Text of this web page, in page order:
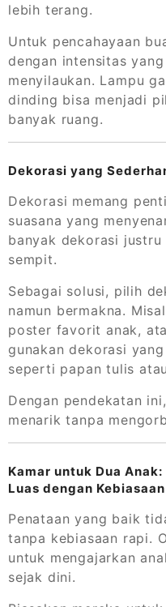
lebih terang.
Untuk pencahayaan
dengan intensitas
menyilaukan. Lampu
dinding bisa menjadi
banyak ruang.
Dekorasi yang
Dekorasi memang
suasana yang
banyak dekorasi
sempit.
Sebagai solusi, pilih
namun bermakna.
poster favorit anak,
gunakan dekorasi
seperti papan tulis
Dengan pendekatan
menarik tanpa
Kamar untuk Dua
Luas dengan
Penataan yang baik
tanpa kebiasaan rapi.
untuk mengajarkan
sejak dini.